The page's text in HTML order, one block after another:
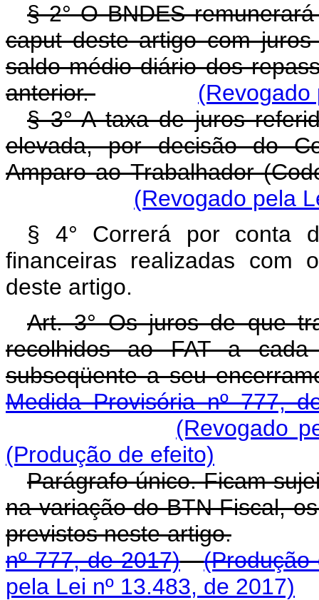
§ 2° O BNDES
caput deste artigo com
saldo médio diário dos
anterior.
(Revogado
§ 3° A taxa de juros
elevada, por decisão do
Amparo ao Trabalhador
(Revogado pela
§ 4° Correrá por conta
financeiras realizadas com
deste artigo.
Art. 3° Os juros de que
recolhidos ao FAT a
subseqüente a seu
Medida Provisória nº 777,
(Revogado
(Produção de efeito)
Parágrafo único. Ficam
na variação do BTN Fiscal,
previstos neste artigo.
nº 777, de 2017)
(Produção
pela Lei nº 13.483, de 2017)